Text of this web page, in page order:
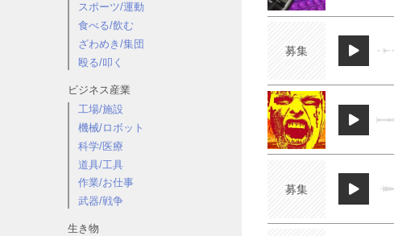
スポーツ/運動
食べる/飲む
ざわめき/集団
殴る/叩く
ビジネス産業
工場/施設
機械/ロボット
科学/医療
道具/工具
作業/お仕事
武器/戦争
生き物
募集
募集